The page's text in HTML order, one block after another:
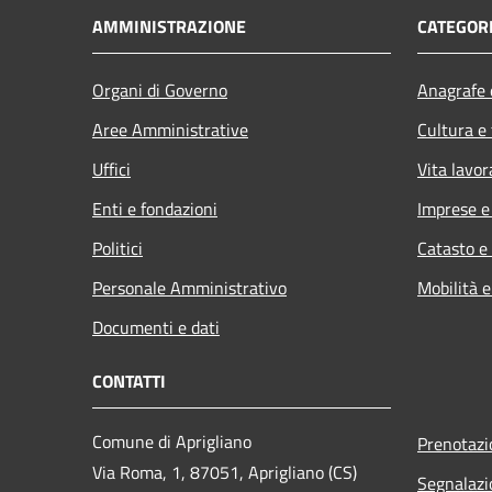
AMMINISTRAZIONE
Organi di Governo
Aree Amministrative
Uffici
Enti e fondazioni
Politici
Personale Amministrativo
Documenti e dati
Cultura
Vita
Imprese
Catasto
Mobilità
CONTATTI
Comune di Aprigliano
Via Roma, 1, 87051, Aprigliano (CS)